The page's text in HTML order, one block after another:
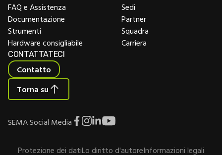
FAQ e Assistenza
Documentazione
Strumenti
Hardware consigliabile
Sedi
Partner
Squadra
Carriera
CONTATTATECI
Contatto
Torna su
SEMA Social Media
Protezione dei datiLo diritto d'autoreInformazioni legali